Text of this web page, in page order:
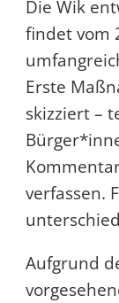
Die Wik
findet vom
Erste
skizziert –
verfassen.
Aufgrund